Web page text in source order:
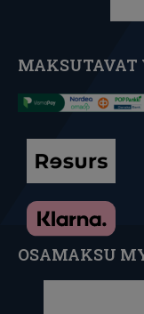
MAKSUTAVAT
OSAMAKSU